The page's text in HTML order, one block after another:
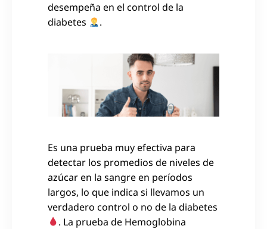
desempeña en el control de la
diabetes
.
Es una prueba muy efectiva para
detectar los promedios de niveles de
azúcar en la sangre en períodos
largos, lo que indica si llevamos un
verdadero control o no de la diabetes
. La prueba de Hemoglobina